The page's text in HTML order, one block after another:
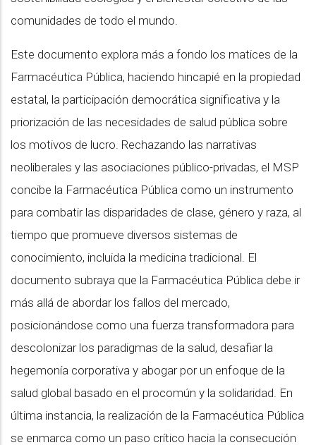
comunidades de todo el mundo.
Este documento explora más a fondo los matices de la
Farmacéutica Pública, haciendo hincapié en la propiedad
estatal, la participación democrática significativa y la
priorización de las necesidades de salud pública sobre
los motivos de lucro. Rechazando las narrativas
neoliberales y las asociaciones público-privadas, el MSP
concibe la Farmacéutica Pública como un instrumento
para combatir las disparidades de clase, género y raza, al
tiempo que promueve diversos sistemas de
conocimiento, incluida la medicina tradicional. El
documento subraya que la Farmacéutica Pública debe ir
más allá de abordar los fallos del mercado,
posicionándose como una fuerza transformadora para
descolonizar los paradigmas de la salud, desafiar la
hegemonía corporativa y abogar por un enfoque de la
salud global basado en el procomún y la solidaridad. En
última instancia, la realización de la Farmacéutica Pública
se enmarca como un paso crítico hacia la consecución